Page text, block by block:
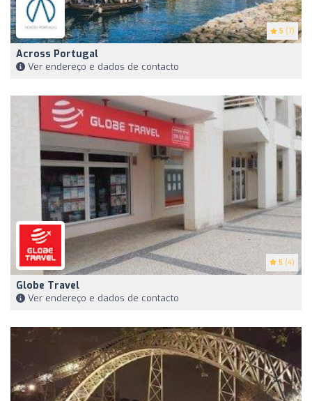
5 (7)
Across Portugal
Ver endereço e dados de contacto
5 (4)
Globe Travel
Ver endereço e dados de contacto